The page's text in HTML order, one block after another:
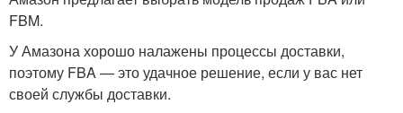
FBM.
У Амазона хорошо налажены процессы доставки,
поэтому FBA — это удачное решение, если у вас нет
своей службы доставки.